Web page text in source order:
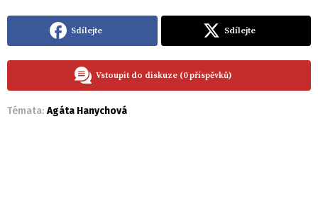
Sdílejte Sdílejte
Vstoupit do diskuze (0 příspěvků)
Témata: Agáta Hanychová